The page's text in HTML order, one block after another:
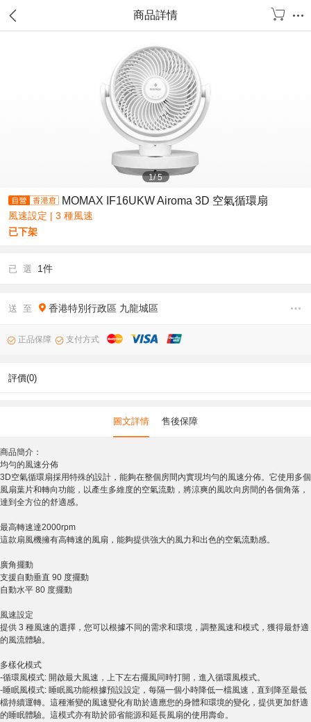
商品詳情
1/5
MOMAX IF16UKW Airoma 3D 空氣循環扇
風速設定 | 3 種風速
已下架
已 選 1件
送 至 香港特別行政區 九龍城區
正品保障 支付方式
評價(0)
圖文詳情 售後保障
商品簡介：
均勻的風速分佈
3D空氣循環扇採用特殊的設計，能夠在整個房間內實現均勻的風速分佈。它使用多個
風扇葉片和轉向功能，以產生多維度的空氣流動，將涼爽的風吹向房間的各個角落，
達到全方位的舒適感。
最高轉速達2000rpm
這款扇風機擁有高轉速的風扇，能夠提供強大的風力和出色的空氣流動感。
廣角擺動
支援自動垂直 90 度擺動
自動水平 80 度擺動
風速設定
提供 3 種風速的選擇，您可以根據不同的需求和環境，調整風速和模式，獲得最舒適
的風流體驗。
多樣化模式
-循環風模式: 開啟最大風速，上下左右擺風同時打開，進入循環風模式。
-睡眠風模式: 睡眠風功能根據預設設定，每隔一個小時降低一檔風速，直到降至最低
檔持續運轉。這種漸變的風速變化有助於適應您的身體和環境的變化，提供更加舒適
的睡眠體驗。這模式亦有助於節省能源和延長風扇的使用壽命。